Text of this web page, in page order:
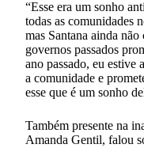
“Esse era um sonho
todas as comunidades
mas Santana ainda
governos passados
ano passado, eu estive
a comunidade e
esse que é um sonho
Também presente na
Amanda Gentil, falou